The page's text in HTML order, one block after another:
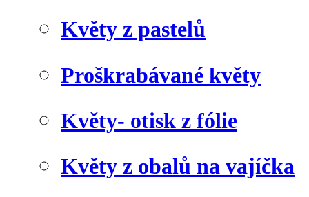
Květy z pastelů
Proškrabávané květy
Květy- otisk z fólie
Květy z obalů na vajíčka